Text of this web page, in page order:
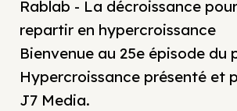
Rablab - La décroissance
repartir en hypercroissance
Bienvenue au 25e épisode du
Hypercroissance présenté et
J7 Media.